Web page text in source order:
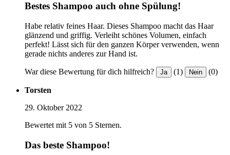
Bestes Shampoo auch ohne Spülung!
Habe relativ feines Haar. Dieses Shampoo macht das Haar
glänzend und griffig. Verleiht schönes Volumen, einfach
perfekt! Lässt sich für den ganzen Körper verwenden, wenn
gerade nichts anderes zur Hand ist.
War diese Bewertung für dich hilfreich? Ja (1) Nein (0)
Torsten
29. Oktober 2022
Bewertet mit 5 von 5 Sternen.
Das beste Shampoo!